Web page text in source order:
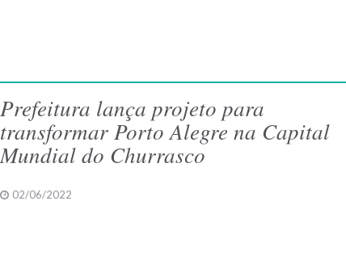
Prefeitura lança projeto para
transformar Porto Alegre na Capital
Mundial do Churrasco
02/06/2022